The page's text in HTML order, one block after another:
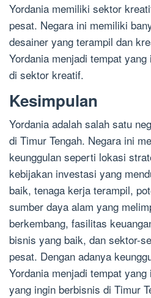
Yordania memiliki sektor
pesat. Negara ini memiliki
desainer yang terampil dan
Yordania menjadi tempat
di sektor kreatif.
Kesimpulan
Yordania adalah salah satu
di Timur Tengah. Negara ini
keunggulan seperti lokasi
kebijakan investasi yang
baik, tenaga kerja terampil,
sumber daya alam yang
berkembang, fasilitas
bisnis yang baik, dan sektor-
pesat. Dengan adanya
Yordania menjadi tempat
yang ingin berbisnis di Timur